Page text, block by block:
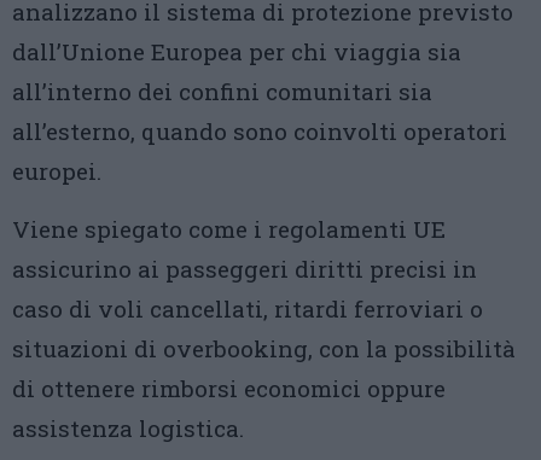
analizzano il sistema di protezione previsto
dall’Unione Europea per chi viaggia sia
all’interno dei confini comunitari sia
all’esterno, quando sono coinvolti operatori
europei.
Viene spiegato come i regolamenti UE
assicurino ai passeggeri diritti precisi in
caso di voli cancellati, ritardi ferroviari o
situazioni di overbooking, con la possibilità
di ottenere rimborsi economici oppure
assistenza logistica.